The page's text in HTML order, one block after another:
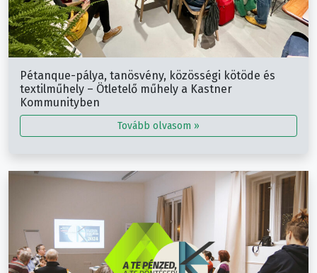
Pétanque-pálya, tanösvény, közösségi kötöde és
textilműhely – Ötletelő műhely a Kastner
Kommunityben
Tovább olvasom »